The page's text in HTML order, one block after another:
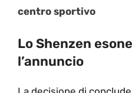
centro sportivo
Lo Shenzen
l’annuncio